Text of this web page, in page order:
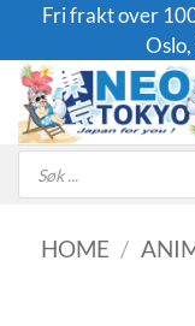
content
Fri frakt over
Products
search
HOME /